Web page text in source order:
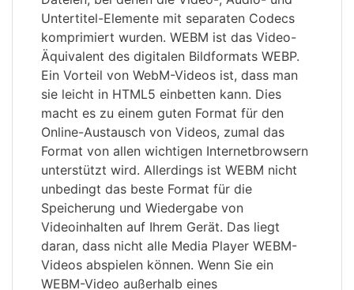
Untertitel-Elemente mit separaten Codecs
komprimiert wurden. WEBM ist das Video-
Äquivalent des digitalen Bildformats WEBP.
Ein Vorteil von WebM-Videos ist, dass man
sie leicht in HTML5 einbetten kann. Dies
macht es zu einem guten Format für den
Online-Austausch von Videos, zumal das
Format von allen wichtigen Internetbrowsern
unterstützt wird. Allerdings ist WEBM nicht
unbedingt das beste Format für die
Speicherung und Wiedergabe von
Videoinhalten auf Ihrem Gerät. Das liegt
daran, dass nicht alle Media Player WEBM-
Videos abspielen können. Wenn Sie ein
WEBM-Video außerhalb eines